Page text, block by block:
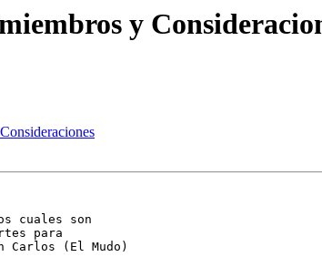
y
cuales son
para
Carlos (El Mudo)